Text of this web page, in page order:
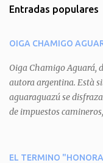
e
t
a
r
i
o
Entradas populares
OIGA CHAMIGO
Oiga Chamigo Aguará,
autora argentina. Està
aguaraguazú se
de impuestos
aguará le provoca. De
EL TERMINO